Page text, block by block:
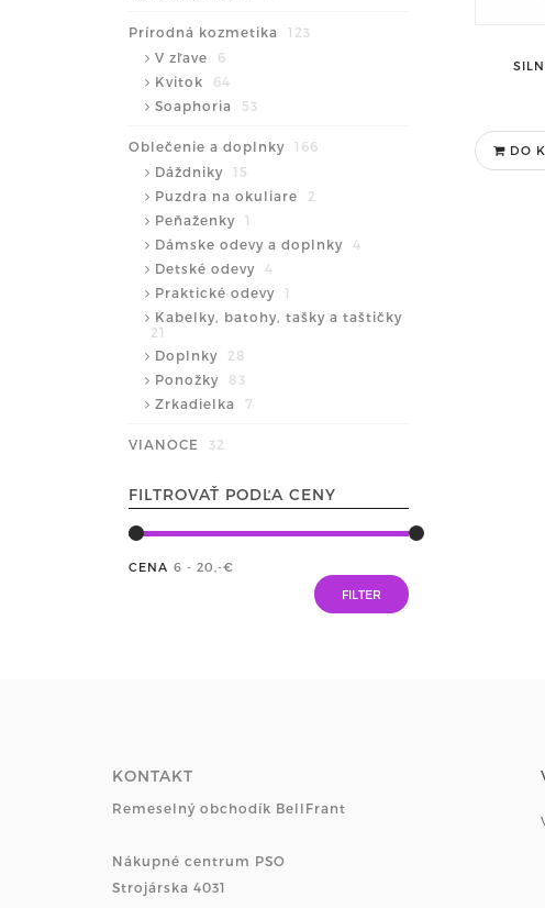
Prírodná kozmetika
123
V zľave
6
Kvitok
64
Soaphoria
53
Oblečenie a doplnky
166
Dáždniky
15
Puzdra na okuliare
2
Peňaženky
1
Dámske odevy a doplnky
4
Detské odevy
4
Praktické odevy
1
Kabelky, batohy, tašky a taštičky
21
Doplnky
28
Ponožky
83
Zrkadielka
7
VIANOCE 32
FILTROVAŤ PODĽA CENY
CENA 6 - 20 ,-€
DO
KONTAKT
Remeselný obchodík BellFrant
Nákupné centrum PSO
Strojárska 4031